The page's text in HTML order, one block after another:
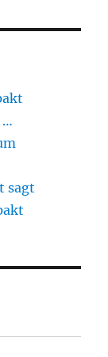
…
sagt